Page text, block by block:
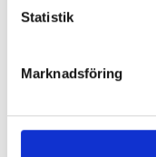
Statistik
Marknadsföring